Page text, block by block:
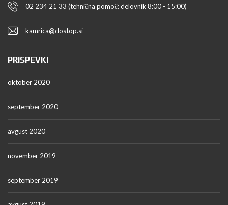
02 234 21 33 (tehnična pomoč: delovnik 8:00 - 15:00)
kamrica@dostop.si
PRISPEVKI
oktober 2020
september 2020
avgust 2020
november 2019
september 2019